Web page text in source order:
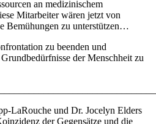
an medizinischem
Mitarbeiter wären jetzt von
Bemühungen zu unterstützen…
zu beenden und
der Menschheit zu
LaRouche und Dr. Jocelyn Elders
der Gegensätze und die